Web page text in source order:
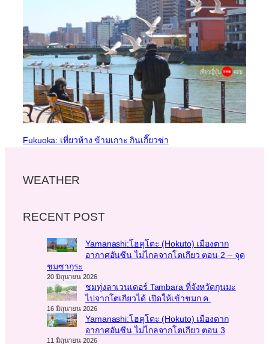
Fukuoka: เที่ยวห้าง ข้ามเกาะ กินเกี๊ยวซ่า
WEATHER
RECENT POST
Yamanashi:โฮคุโตะ (Hokuto) เมืองตาก
อากาศอันซีน ไม่ไกลจากโตเกียว ตอน 2 – จุด
ชมซากุระ
20 มิถุนายน 2026
ชมทุ่งลาเวนเดอร์ Tambara ที่จังหวัดกุนมะ
ไปจากโตเกียวได้ เปิดให้เข้าชมก.ค.
16 มิถุนายน 2026
Yamanashi:โฮคุโตะ (Hokuto) เมืองตาก
อากาศอันซีน ไม่ไกลจากโตเกียว ตอน 3
11 มิถุนายน 2026